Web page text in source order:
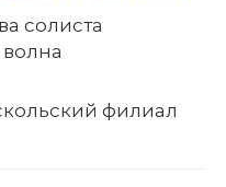
солиста
филиал